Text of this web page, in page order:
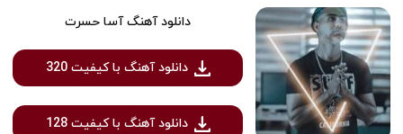
دانلود آهنگ آسا حسرت
دانلود آهنگ با کیفیت 320
دانلود آهنگ با کیفیت 128